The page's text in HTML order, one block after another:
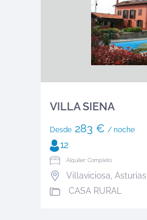
VILLA SIENA
Desde283 € / noche
12
Alquiler: Completo
Villaviciosa Asturias
CASA RURAL